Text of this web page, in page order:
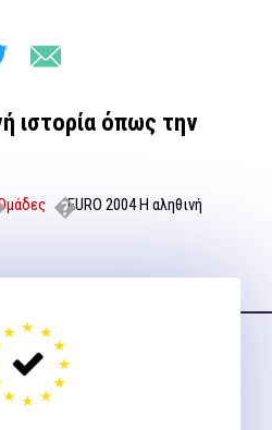
ιστορία όπως την
EURO 2004 H αληθινή
media